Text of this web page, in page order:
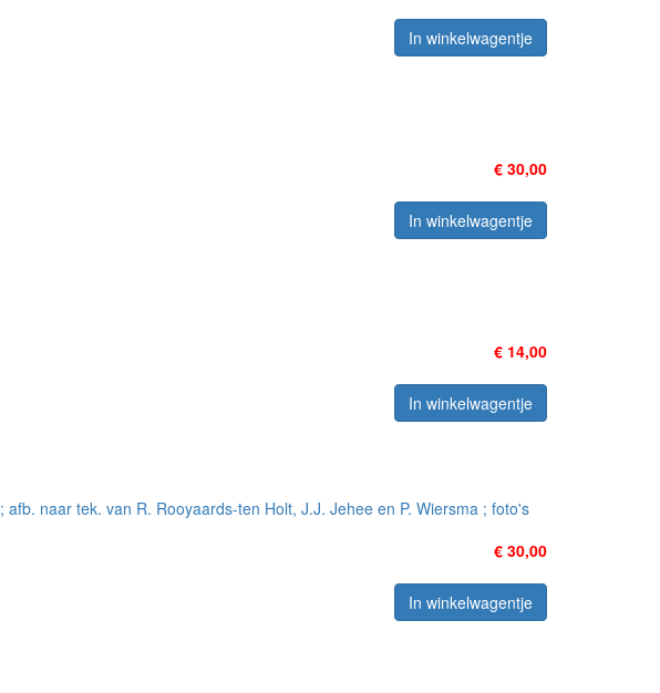
In winkelwagentje
€ 30,00
In winkelwagentje
€ 14,00
In winkelwagentje
naar tek. van R. Rooyaards-ten Holt, J.J. Jehee en P. Wiersma ; foto's
€ 30,00
In winkelwagentje